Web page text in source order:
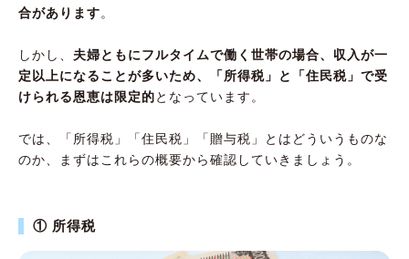
合があります。
しかし、 夫婦ともにフルタイムで働く世帯の場合、収入が一
定以上になることが多いため、「所得税」と「住民税」で受
けられる恩恵は限定的となっています。
では、「所得税」「住民税」「贈与税」とはどういうものな
のか、まずはこれらの概要から確認していきましょう。
① 所得税